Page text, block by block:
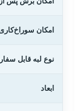
امکان
نوع لبه قابل
ابعاد